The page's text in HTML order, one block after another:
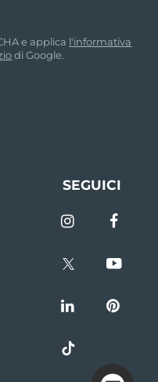
e applica l'informativa
di Google.
SEGUICI